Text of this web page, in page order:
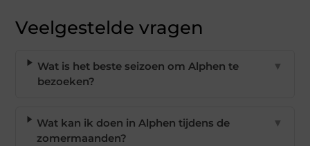
Veelgestelde vragen
Wat is het beste seizoen om Alphen te
bezoeken?
▼
Wat kan ik doen in Alphen tijdens de
zomermaanden?
▼